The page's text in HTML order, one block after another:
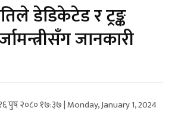
डेडिकेटेड र ट्रङ्क
जानकारी
पुष २०८० १७:३७ | Monday, January 1, 2024